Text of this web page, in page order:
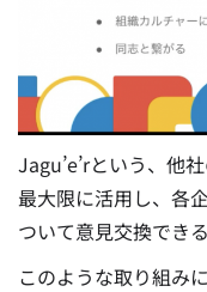
Jagu’e’rという、他
最大限に活用し、各
ついて意見交換でき
このような取り組み